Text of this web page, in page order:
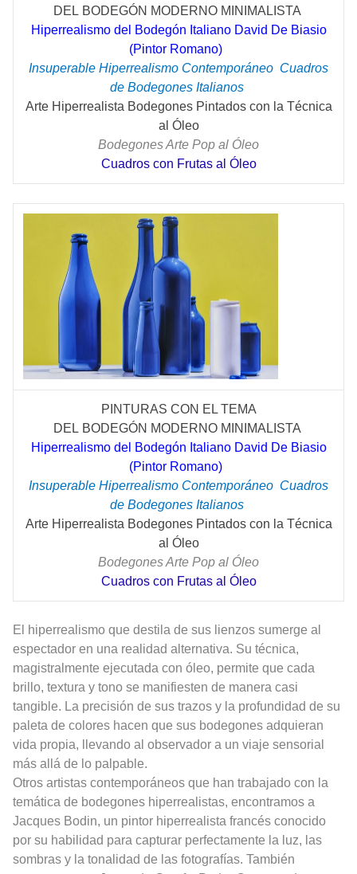
DEL BODEGÓN MODERNO MINIMALISTA
Hiperrealismo del Bodegón Italiano David De Biasio
(Pintor Romano)
Insuperable Hiperrealismo Contemporáneo Cuadros
de Bodegones Italianos
Arte Hiperrealista Bodegones Pintados con la Técnica
al Óleo
Bodegones Arte Pop al Óleo
Cuadros con Frutas al Óleo
PINTURAS CON EL TEMA
DEL BODEGÓN MODERNO MINIMALISTA
Hiperrealismo del Bodegón Italiano David De Biasio
(Pintor Romano)
Insuperable Hiperrealismo Contemporáneo Cuadros
de Bodegones Italianos
Arte Hiperrealista Bodegones Pintados con la Técnica
al Óleo
Bodegones Arte Pop al Óleo
Cuadros con Frutas al Óleo
El hiperrealismo que destila de sus lienzos sumerge al
espectador en una realidad alternativa. Su técnica,
magistralmente ejecutada con óleo, permite que cada
brillo, textura y tono se manifiesten de manera casi
tangible. La precisión de sus trazos y la profundidad de su
paleta de colores hacen que sus bodegones adquieran
vida propia, llevando al observador a un viaje sensorial
más allá de lo palpable.
Otros artistas contemporáneos que han trabajado con la
temática de bodegones hiperrealistas, encontramos a
Jacques Bodin, un pintor hiperrealista francés conocido
por su habilidad para capturar perfectamente la luz, las
sombras y la tonalidad de las fotografías. También